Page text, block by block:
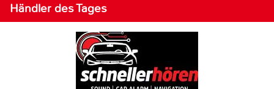
Händler des Tages